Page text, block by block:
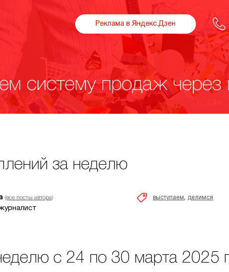
Реклама в Яндекс.Дзен
систему продаж через
за неделю
(все посты автора) выступаем, делимся
с 24 по 30 марта 2025